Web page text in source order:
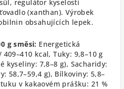
regulátor kyselosti
(xanthan). Výrobek
obsahujících lepek.
g směsi: Energetická
409–410 kcal,Tuky: 9,8–10 g
kyseliny: 7,8–8 g), Sacharidy:
58,7–59,4 g), Bílkoviny: 5,8–
v kakaovém prášku: 21 %